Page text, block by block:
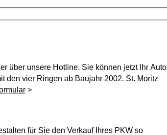
über unsere Hotline. Sie können jetzt Ihr Auto
>
für Sie den Verkauf Ihres PKW so